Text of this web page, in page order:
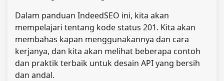
Dalam panduan IndeedSEO ini, kita akan
mempelajari tentang kode status 201. Kita akan
membahas kapan menggunakannya dan cara
kerjanya, dan kita akan melihat beberapa contoh
dan praktik terbaik untuk desain API yang bersih
dan andal.